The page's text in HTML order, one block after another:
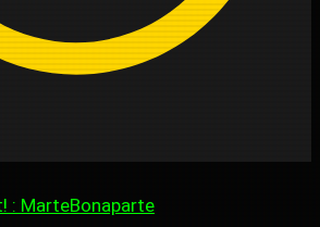
: MarteBonaparte